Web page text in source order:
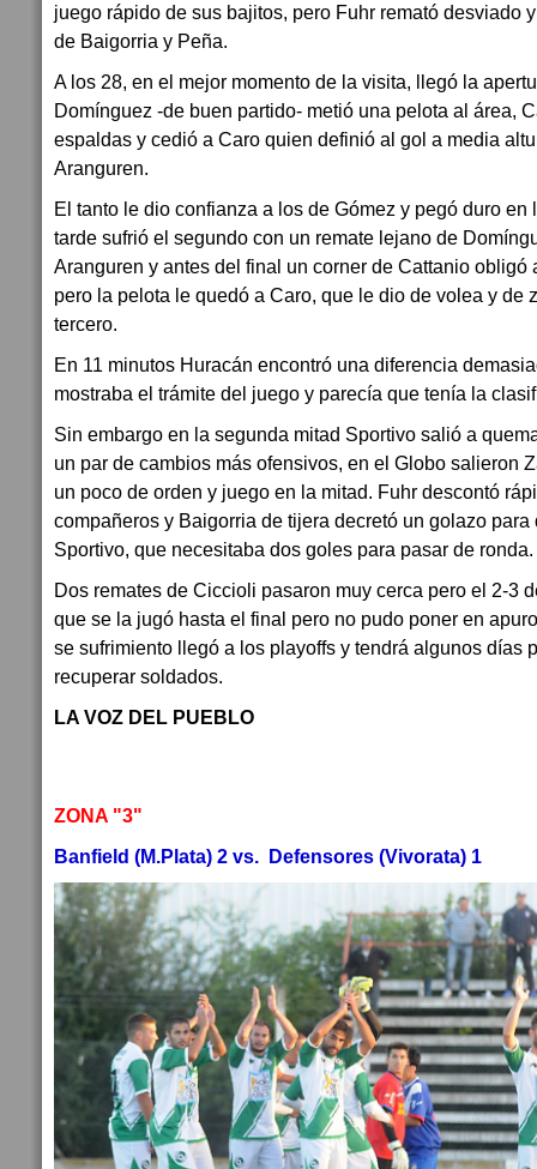
juego rápido de sus bajitos, pero Fuhr remató desviado
de Baigorria y Peña.
A los 28, en el mejor momento de la visita, llegó la
Domínguez -de buen partido- metió una pelota al área,
espaldas y cedió a Caro quien definió al gol a media
Aranguren.
El tanto le dio confianza a los de Gómez y pegó duro en
tarde sufrió el segundo con un remate lejano de
Aranguren y antes del final un corner de Cattanio obligó
pero la pelota le quedó a Caro, que le dio de volea y de
tercero.
En 11 minutos Huracán encontró una diferencia
mostraba el trámite del juego y parecía que tenía la
Sin embargo en la segunda mitad Sportivo salió a
un par de cambios más ofensivos, en el Globo salieron
un poco de orden y juego en la mitad. Fuhr descontó
compañeros y Baigorria de tijera decretó un golazo
Sportivo, que necesitaba dos goles para pasar de ronda.
Dos remates de Ciccioli pasaron muy cerca pero el 2-3
que se la jugó hasta el final pero no pudo poner en
se sufrimiento llegó a los playoffs y tendrá algunos días
recuperar soldados.
LA VOZ DEL PUEBLO
ZONA "3"
Banfield (M.Plata) 2 vs. Defensores (Vivorata) 1